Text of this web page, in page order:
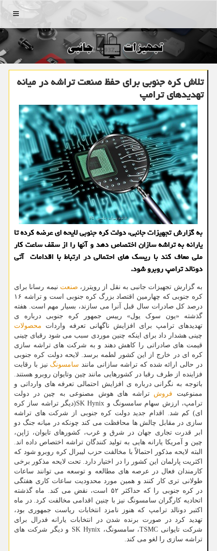
منو
تلاش کره جنوبی برای حفظ صنعت تراشه در میانه
تهدیدهای ترامپ
به گزارش تجهیزات جانبی، دولت کره جنوبی لایحه ای عرضه کرده تا
یارانه به تراشه سازان اختصاص دهد و آنها را از سقف ساعت کار
ملی معاف کند با ریسک های احتمالی در ارتباط با اقدامات آتی
دونالد ترامپ روبرو شود.
به گزارش تجهیزات جانبی به نقل از رویترز، صنعت نیمه رسانا برای
کره جنوبی که چهارمین اقتصاد بزرگ کره جنوبی است و تراشه ۱۶
درصد کل صادرات سال قبل آنرا می سازند، بسیار مهم است. هفته
گذشته «یون سوک یول» رییس جمهور کره جنوبی درباره ی
تهدیدهای ترامپ برای افزایش ناگهانی تعرفه واردات محصولات
چینی هشدار داد برای اینکه چنین موردی سبب می شود رقبای چینی
قیمت های صادراتی را کاهش دهند و به شرکت های تراشه سازی
کره ای در خارج از این کشور لطمه برسد. لایحه دولت کره جنوبی
در حالی ارائه شده که تراشه سازانی مانند سامسونگ نیز با رقابت
فزاینده از طرف رقبا در کشورهایی مانند چین وتایوان روبرو هستند.
باتوجه به نگرانی درباره ی افزایش احتمالی تعرفه های وارداتی و
ممنوعیت فروش تراشه های هوش مصنوعی به چین در دولت
ترامپ، ارزش سهام سامسونگ و SK Hynix(دیگر تراشه ساز کره
ای) کم شد. اقدام جدید دولت کره جنوبی از شرکت های تراشه
سازی در مقابل چالش ها محافظت می کند چونکه در میانه جنگ دو
ابر قدرت تجاری جهان در شرق و غرب، کشورهای تایوان، ژاپن،
چین و آمریکا یارانه هایی به تولید کنندگان تراشه اختصاص داده اند.
البته لایحه مذکور احتمالاً با مخالفت حزب لیبرال کره روبرو شود که
اکثریت پارلمان این کشور را در اختیار دارد. تحت لایحه مذکور برخی
کارمندان فعال در عرصه های مطالعه و توسعه می توانند ساعات
طولانی تری کار کنند و همین مورد محدودیت ساعات کاری هفتگی
در کره جنوبی را که حداکثر ۵۲ است، نقض می کند. ماه گذشته
اتحادیه کارگران سامسونگ نیز با چنین اقدامی مخالفت کرد. در ماه
اکتبر دونالد ترامپ که هنوز نامزد انتخابات ریاست جمهوری بود،
تهدید کرد در صورت برنده شدن در انتخابات یارانه فدرال برای
شرکت تایوانی TSMC، سامسونگ، SK Hynix و دیگر شرکت های
تراشه سازی را لغو می کند.